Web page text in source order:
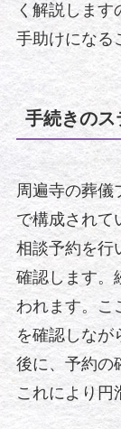
く解説しま
手助けになる
手続きのス
周遍寺の葬儀
で構成されて
相談予約を行
確認します。
われます。こ
を確認しなが
後に、予約の
これにより円